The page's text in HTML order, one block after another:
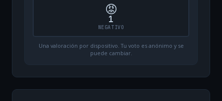
😡
1
NEGATIVO
Una valoración por dispositivo. Tu voto es anónimo y se
puede cambiar.